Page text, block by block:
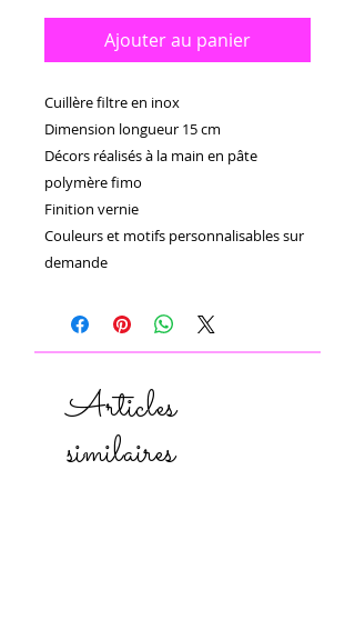
Ajouter au panier
Cuillère filtre en inox
Dimension longueur 15 cm
Décors réalisés à la main en pâte
polymère fimo
Finition vernie
Couleurs et motifs personnalisables sur
demande
Articles
similaires